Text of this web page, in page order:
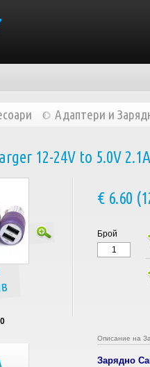
Адаптери и
12-24V to 5.0V
€ 6.60
Брой
Описание на
Зарядно